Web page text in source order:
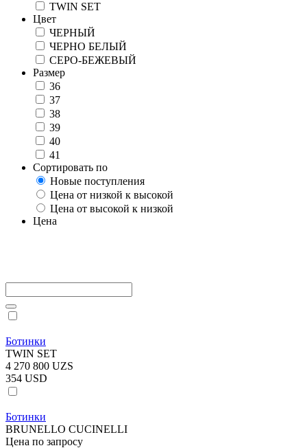
TWIN SET
Цвет
ЧЕРНЫЙ
ЧЕРНО БЕЛЫЙ
СЕРО-БЕЖЕВЫЙ
Размер
36
37
38
39
40
41
Сортировать по
Новые поступления
Цена от низкой к высокой
Цена от высокой к низкой
Цена
Ботинки
TWIN SET
4 270 800 UZS
354 USD
Ботинки
BRUNELLO CUCINELLI
Цена по запросу